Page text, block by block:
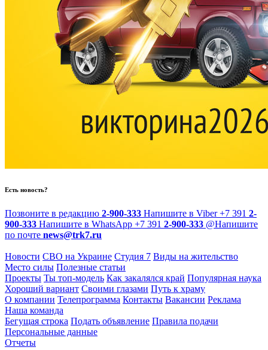
Есть новость?
Позвоните в редакцию 2-900-333 Напишите в Viber +7 391 2-
900-333 Напишите в WhatsApp +7 391 2-900-333 @Напишите
по почте news@trk7.ru
Новости СВО на Украине Студия 7 Виды на жительство
Место силы Полезные статьи
Проекты Ты топ-модель Как закалялся край Популярная наука
Хороший вариант Своими глазами Путь к храму
О компании Телепрограмма Контакты Вакансии Реклама
Наша команда
Бегущая строка Подать объявление Правила подачи
Персональные данные
Отчеты